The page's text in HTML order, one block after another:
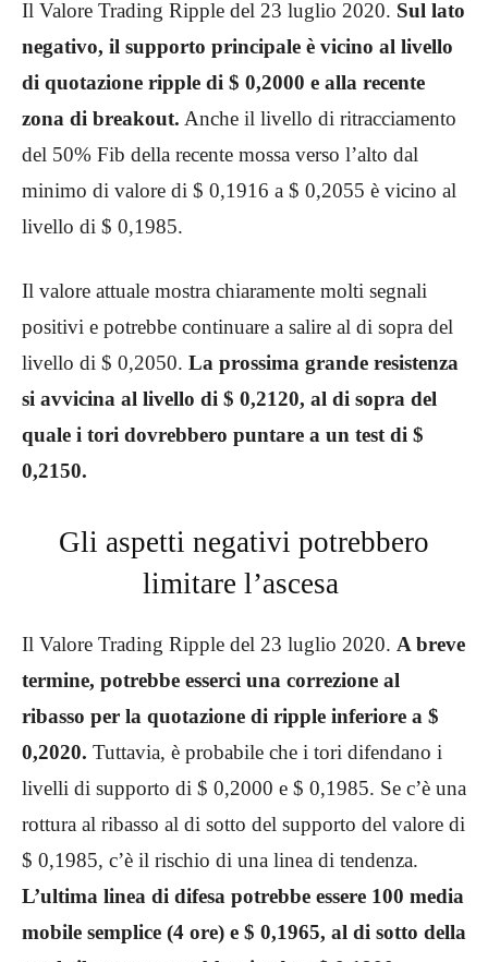
Il Valore Trading Ripple del 23 luglio 2020. Sul lato
negativo, il supporto principale è vicino al livello
di quotazione ripple di $ 0,2000 e alla recente
zona di breakout. Anche il livello di ritracciamento
del 50% Fib della recente mossa verso l’alto dal
minimo di valore di $ 0,1916 a $ 0,2055 è vicino al
livello di $ 0,1985.
Il valore attuale mostra chiaramente molti segnali
positivi e potrebbe continuare a salire al di sopra del
livello di $ 0,2050. La prossima grande resistenza
si avvicina al livello di $ 0,2120, al di sopra del
quale i tori dovrebbero puntare a un test di $
0,2150.
Gli aspetti negativi potrebbero
limitare l’ascesa
Il Valore Trading Ripple del 23 luglio 2020. A breve
termine, potrebbe esserci una correzione al
ribasso per la quotazione di ripple inferiore a $
0,2020. Tuttavia, è probabile che i tori difendano i
livelli di supporto di $ 0,2000 e $ 0,1985. Se c’è una
rottura al ribasso al di sotto del supporto del valore di
$ 0,1985, c’è il rischio di una linea di tendenza.
L’ultima linea di difesa potrebbe essere 100 media
mobile semplice (4 ore) e $ 0,1965, al di sotto della